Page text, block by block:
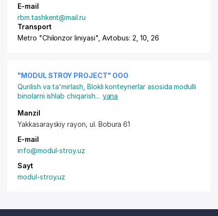
E-mail
rbm.tashkent@mail.ru
Transport
Metro "Chilonzor liniyasi", Avtobus: 2, 10, 26
"MODUL STROY PROJECT" OOO
Qurilish va ta'mirlash Blokli konteynerlar asosida modulli
binolarni ishlab chiqarish... yana
Manzil
Yakkasarayskiy rayon, ul. Bobura 61
E-mail
info@modul-stroy.uz
Sayt
modul-stroy.uz